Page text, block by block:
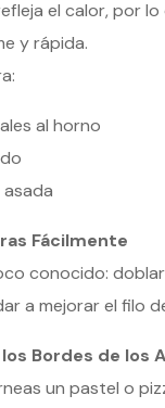
el calor, por
y rápida.
al horno
Fácilmente
conocido:
a mejorar el filo
Bordes de los
un pastel o